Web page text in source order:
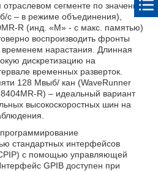
сегменте по значению
с – в режиме объединения),
R (инд. «М» - с макс. памятью)
воспроизводить фронты
нарастания. Длинная
дискретизацию на
временных разверток.
128 Мвыб/ кан (WaveRunner
R) – идеальный вариант
высокоскоростных шин на
стандартных интерфейсов
с помощью управляющей
GPIB доступен при